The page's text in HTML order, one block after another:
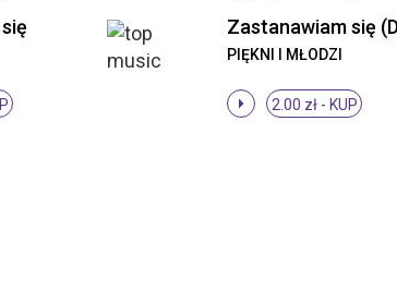
PIĘKNI I MŁODZI
2.00 zł - KUP